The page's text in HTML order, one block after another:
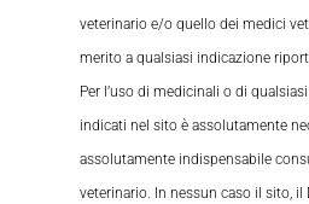
veterinario e/o quello dei medici
merito a qualsiasi indicazione
Per l’uso di medicinali o di
indicati nel sito è assolutamente
assolutamente indispensabile
veterinario. In nessun caso il sito, il